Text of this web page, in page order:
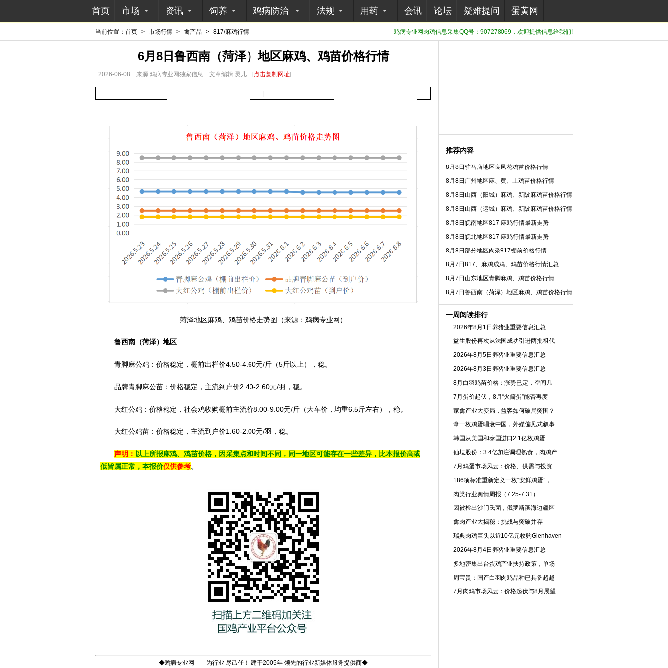
首页 市场 资讯 饲养 鸡病防治 法规 用药 会讯 论坛 疑难提问 蛋黄网
鸡病专业网肉鸡信息采集QQ号：907278069，欢迎提供信息给我们!
当前位置： 首页 > 市场行情 > 禽产品 > 817/麻鸡行情
6月8日鲁西南（菏泽）地区麻鸡、鸡苗价格行情
2026-06-08 来源:鸡病专业网独家信息 文章编辑:灵儿 [点击复制网址]
菏泽地区麻鸡、鸡苗价格走势图（来源：鸡病专业网）
鲁西南（菏泽）地区
青脚麻公鸡：价格稳定，棚前出栏价4.50-4.60元/斤（5斤以上），稳。
品牌青脚麻公苗：价格稳定，主流到户价2.40-2.60元/羽，稳。
大红公鸡：价格稳定，社会鸡收购棚前主流价8.00-9.00元/斤（大车价，均重6.5斤左右），稳。
大红公鸡苗：价格稳定，主流到户价1.60-2.00元/羽，稳。
声明： 以上所报麻鸡、鸡苗价格，因采集点和时间不同，同一地区可能存在一些差异，比本报价高或
低皆属正常，本报价仅供参考。
◆鸡病专业网——为行业 尽己任！ 建于2005年 领先的行业新媒体服务提供商◆
推荐内容
8月8日驻马店地区良凤花鸡苗价格行情
8月8日广州地区麻、黄、土鸡苗价格行情
8月8日山西（阳城）麻鸡、新陂麻鸡苗价格行情
8月8日山西（运城）麻鸡、新陂麻鸡苗价格行情
8月8日皖南地区817-麻鸡行情最新走势
8月8日皖北地区817-麻鸡行情最新走势
8月8日部分地区肉杂817棚前价格行情
8月7日817、麻鸡成鸡、鸡苗价格行情汇总
8月7日山东地区青脚麻鸡、鸡苗价格行情
8月7日鲁西南（菏泽）地区麻鸡、鸡苗价格行情
一周阅读排行
2026年8月1日养猪业重要信息汇总
益生股份再次从法国成功引进两批祖代
2026年8月5日养猪业重要信息汇总
2026年8月3日养猪业重要信息汇总
8月白羽鸡苗价格：涨势已定，空间几
7月蛋价起伏，8月“火箭蛋”能否再度
家禽产业大变局，益客如何破局突围？
拿一枚鸡蛋唱衰中国，外媒偏见式叙事
韩国从美国和泰国进口2.1亿枚鸡蛋
仙坛股份：3.4亿加注调理熟食，肉鸡产
7月鸡蛋市场风云：价格、供需与投资
186项标准重新定义一枚“安鲜鸡蛋”，
肉类行业舆情周报（7.25-7.31）
因被检出沙门氏菌，俄罗斯滨海边疆区
禽肉产业大揭秘：挑战与突破并存
瑞典肉鸡巨头以近10亿元收购Glenhaven
2026年8月4日养猪业重要信息汇总
多地密集出台蛋鸡产业扶持政策，单场
周宝贵：国产白羽肉鸡品种已具备超越
7月肉鸡市场风云：价格起伏与8月展望